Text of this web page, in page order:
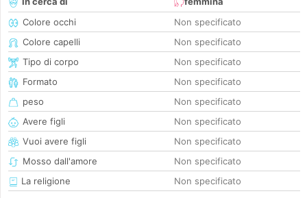
Colore occhi
Non specificato
Colore capelli
Non specificato
Tipo di corpo
Non specificato
Formato
Non specificato
peso
Non specificato
Avere figli
Non specificato
Vuoi avere figli
Non specificato
Mosso dall'amore
Non specificato
La religione
Non specificato